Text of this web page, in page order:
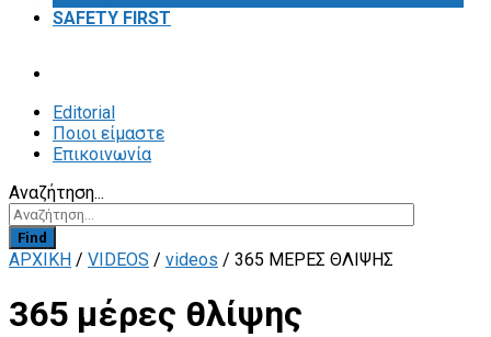
SAFETY FIRST
Editorial
Ποιοι είμαστε
Επικοινωνία
Αναζήτηση...
Find
ΑΡΧΙΚΗ / VIDEOS / videos / 365 ΜΈΡΕΣ ΘΛΊΨΗΣ
365 μέρες θλίψης